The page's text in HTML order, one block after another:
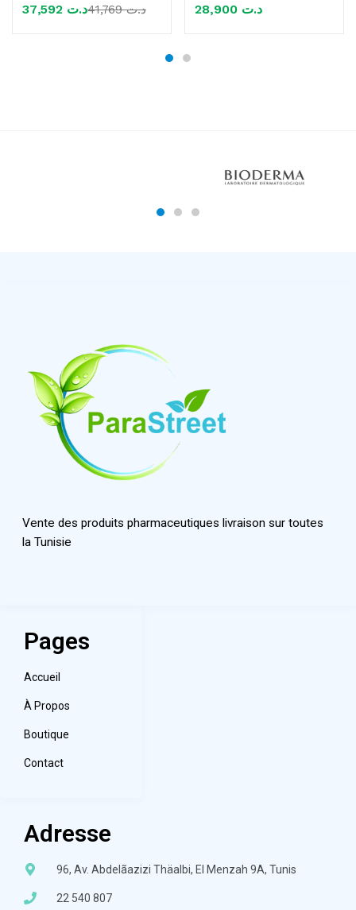
د.ت د.ت41,769 د.ت
Vente des produits pharmaceutiques livraison sur toutes
la Tunisie
Pages
Accueil
À Propos
Boutique
Contact
Adresse
96, Av. Abdelãazizi Thäalbi, El Menzah 9A, Tunis
22 540 807